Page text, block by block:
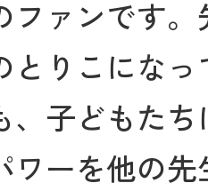
ファンです
とりこにな
、子どもた
ワーを他の